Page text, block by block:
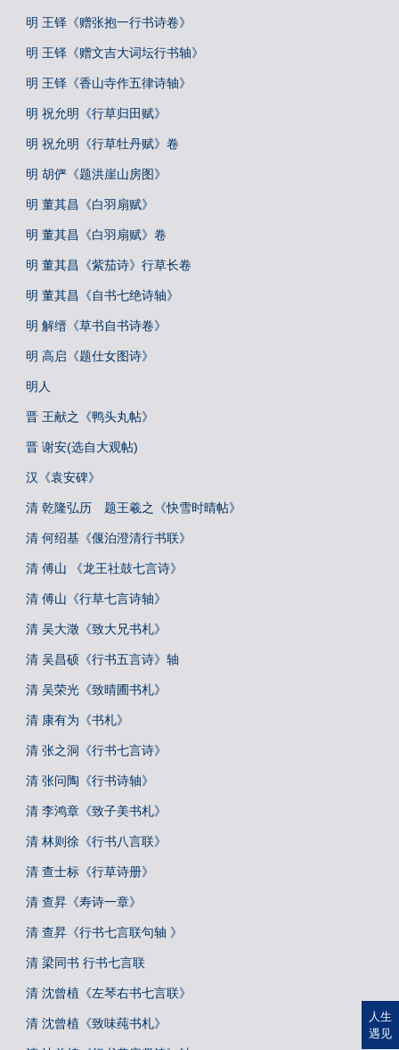
明 王铎《赠张抱一行书诗卷》
明 王铎《赠文吉大词坛行书轴》
明 王铎《香山寺作五律诗轴》
明 祝允明《行草归田赋》
明 祝允明《行草牡丹赋》卷
明 胡俨《题洪崖山房图》
明 董其昌《白羽扇赋》
明 董其昌《白羽扇赋》卷
明 董其昌《紫茄诗》行草长卷
明 董其昌《自书七绝诗轴》
明 解缙《草书自书诗卷》
明 高启《题仕女图诗》
明人
晋 王献之《鸭头丸帖》
晋 谢安(选自大观帖)
汉《袁安碑》
清 乾隆弘历 题王羲之《快雪时晴帖》
清 何绍基《偃泊澄清行书联》
清 傅山 《龙王社鼓七言诗》
清 傅山《行草七言诗轴》
清 吴大澂《致大兄书札》
清 吴昌硕《行书五言诗》轴
清 吴荣光《致晴圃书札》
清 康有为《书札》
清 张之洞《行书七言诗》
清 张问陶《行书诗轴》
清 李鸿章《致子美书札》
清 林则徐《行书八言联》
清 查士标《行草诗册》
清 查昇《寿诗一章》
清 查昇《行书七言联句轴 》
清 梁同书 行书七言联
清 沈曾植《左琴右书七言联》
清 沈曾植《致味莼书札》
人生
遇见